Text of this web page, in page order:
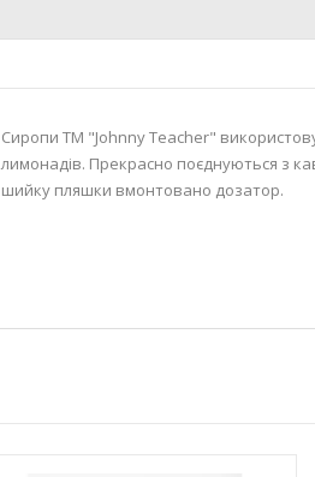
Сиропи ТМ "Johnny Teacher"
лимонадів. Прекрасно поєднуються з
шийку пляшки вмонтовано дозатор.